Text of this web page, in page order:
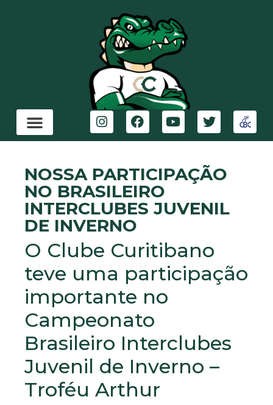
NOSSA PARTICIPAÇÃO
NO BRASILEIRO
INTERCLUBES JUVENIL
DE INVERNO
O Clube Curitibano
teve uma participação
importante no
Campeonato
Brasileiro Interclubes
Juvenil de Inverno –
Troféu Arthur